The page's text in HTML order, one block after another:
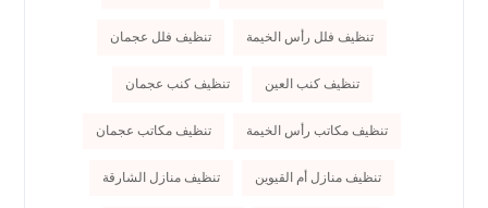
تنظيف فلل رأس الخيمة تنظيف فلل عجمان
تنظيف كنب العين تنظيف كنب عجمان
تنظيف مكاتب رأس الخيمة تنظيف مكاتب عجمان
تنظيف منازل أم القيوين تنظيف منازل الشارقة